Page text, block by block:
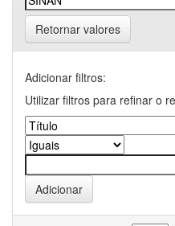
Retornar valores
Adicionar filtros:
Utilizar filtros para refinar o